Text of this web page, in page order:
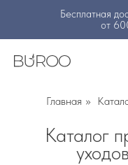
Бесплатная
от
Главная »
Каталог